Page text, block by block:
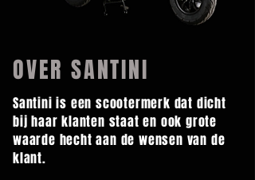
OVER SANTINI
Santini is een scootermerk dat dicht
bij haar klanten staat en ook grote
waarde hecht aan de wensen van de
klant.